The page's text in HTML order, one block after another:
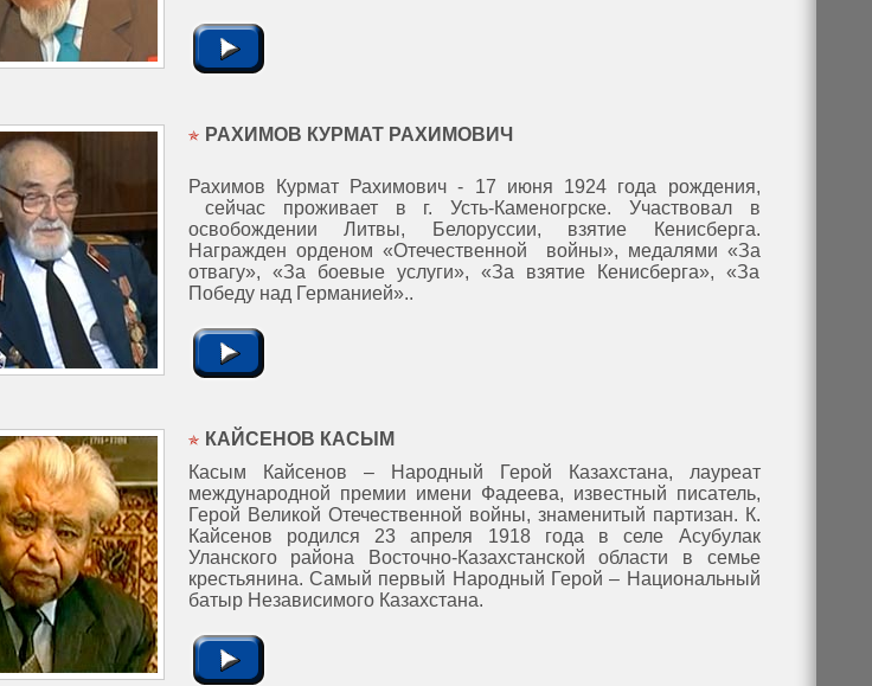
РАХИМОВ КУРМАТ РАХИМОВИЧ
Рахимов Курмат Рахимович - 17 июня 1924 года рождения,
сейчас проживает в г. Усть-Каменогрске. Участвовал в
освобождении Литвы, Белоруссии, взятие Кенисберга.
Награжден орденом «Отечественной войны», медалями «За
отвагу», «За боевые услуги», «За взятие Кенисберга», «За
Победу над Германией»..
КАЙСЕНОВ КАСЫМ
Касым Кайсенов – Народный Герой Казахстана, лауреат
международной премии имени Фадеева, известный писатель,
Герой Великой Отечественной войны, знаменитый партизан. К.
Кайсенов родился 23 апреля 1918 года в селе Асубулак
Уланского района Восточно-Казахстанской области в семье
крестьянина. Самый первый Народный Герой – Национальный
батыр Независимого Казахстана.